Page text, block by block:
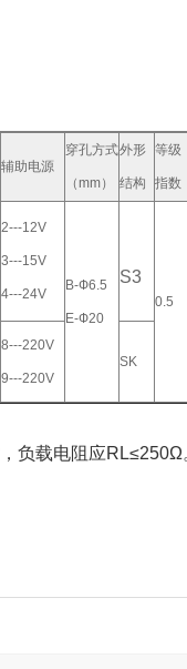
辅助电源
穿孔方式
（mm）
外形
结构
等级
指数
2---12V
3---15V
4---24V
B-Ф6.5
E-Ф20
S3
0.5
8---220V
9---220V
SK
负载电阻应